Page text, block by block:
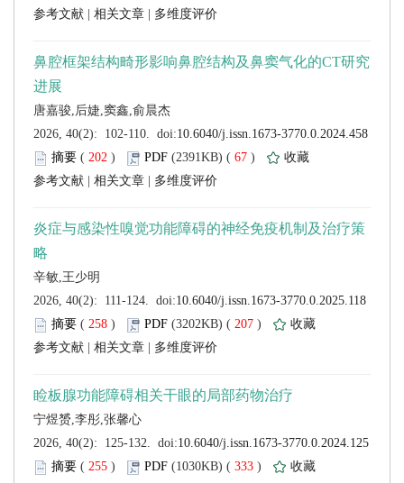
( ) 67 )
( ) 207 )
( ) 333 )